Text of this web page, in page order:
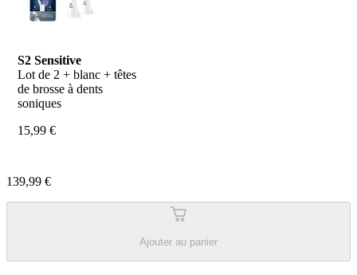
S2 Sensitive
Lot de 2 + blanc + têtes
de brosse à dents
soniques
15,99 €
139,99 €
Ajouter au panier